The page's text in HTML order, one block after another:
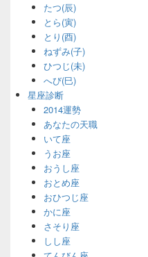
たつ(辰)
とら(寅)
とり(酉)
ねずみ(子)
ひつじ(未)
へび(巳)
星座診断
2014運勢
あなたの天職
いて座
うお座
おうし座
おとめ座
おひつじ座
かに座
さそり座
しし座